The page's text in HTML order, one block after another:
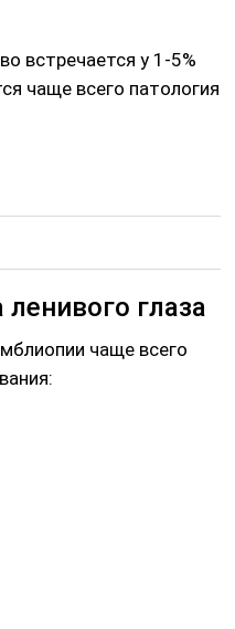
встречается у 1-5%
чаще всего патология
глаза
чаще всего